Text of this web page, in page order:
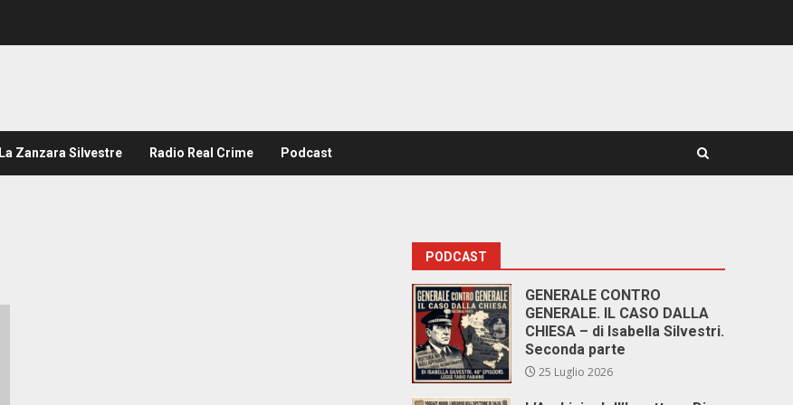
La Zanzara Silvestre Radio Real Crime Podcast
PODCAST
GENERALE CONTRO
GENERALE. IL CASO DALLA
CHIESA – di Isabella Silvestri.
Seconda parte
25 Luglio 2026